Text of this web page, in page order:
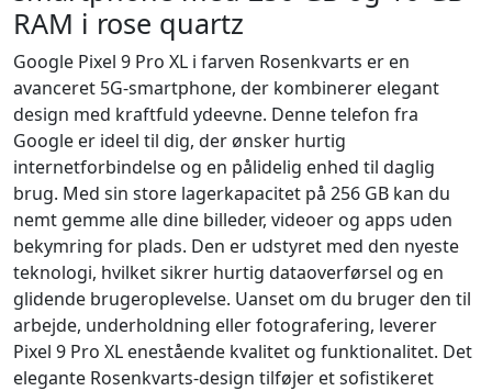
RAM i rose quartz
Google Pixel 9 Pro XL i farven Rosenkvarts er en
avanceret 5G-smartphone, der kombinerer elegant
design med kraftfuld ydeevne. Denne telefon fra
Google er ideel til dig, der ønsker hurtig
internetforbindelse og en pålidelig enhed til daglig
brug. Med sin store lagerkapacitet på 256 GB kan du
nemt gemme alle dine billeder, videoer og apps uden
bekymring for plads. Den er udstyret med den nyeste
teknologi, hvilket sikrer hurtig dataoverførsel og en
glidende brugeroplevelse. Uanset om du bruger den til
arbejde, underholdning eller fotografering, leverer
Pixel 9 Pro XL enestående kvalitet og funktionalitet. Det
elegante Rosenkvarts-design tilføjer et sofistikeret